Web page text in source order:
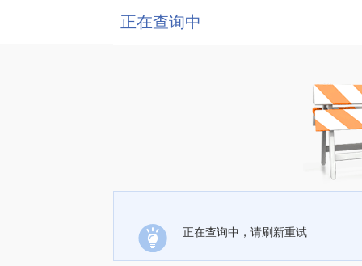
正在查询中
正在查询中，请刷新重试